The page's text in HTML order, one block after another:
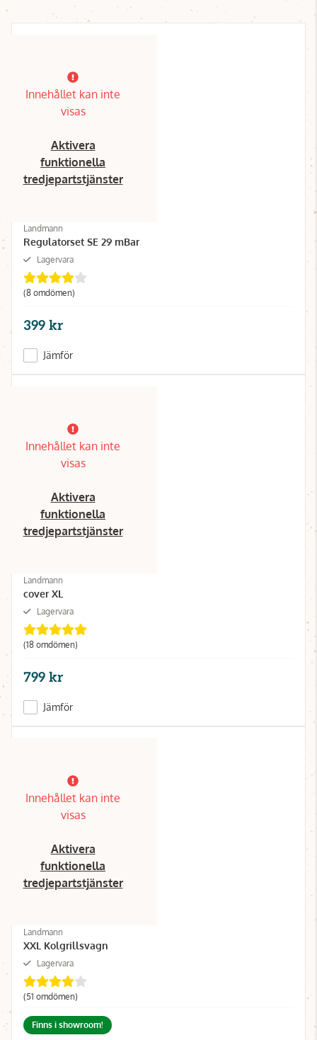
Innehållet kan inte
visas
Aktivera
funktionella
tredjepartstjänster
Landmann
Regulatorset SE 29 mBar
Lagervara
(8 omdömen)
399 kr
Jämför
Innehållet kan inte
visas
Aktivera
funktionella
tredjepartstjänster
Landmann
cover XL
Lagervara
(18 omdömen)
799 kr
Jämför
Innehållet kan inte
visas
Aktivera
funktionella
tredjepartstjänster
Landmann
XXL Kolgrillsvagn
Lagervara
(51 omdömen)
Finns i showroom!